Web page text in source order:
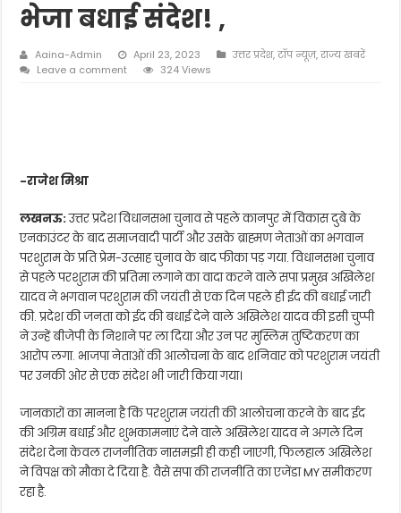
भेजा बधाई संदेश! ,
Aaina-Admin April 23, 2023 उत्तर प्रदेश,टॉप न्यूज़,राज्य खबरें
Leave a comment
324 Views
-राजेश मिश्रा
लखनऊ:उत्तर प्रदेश विधानसभा चुनाव से पहले कानपुर में विकास दुबे के
एनकाउंटर के बाद समाजवादी पार्टी और उसके ब्राह्मण नेताओं का भगवान
परशुराम के प्रति प्रेम-उत्साह चुनाव के बाद फीका पड़ गया. विधानसभा चुनाव
से पहले परशुराम की प्रतिमा लगाने का वादा करने वाले सपा प्रमुख अखिलेश
यादव ने भगवान परशुराम की जयंती से एक दिन पहले ही ईद की बधाई जारी
की. प्रदेश की जनता को ईद की बधाई देने वाले अखिलेश यादव की इसी चुप्पी
ने उन्हें बीजेपी के निशाने पर ला दिया और उन पर मुस्लिम तुष्टिकरण का
आरोप लगा. भाजपा नेताओं की आलोचना के बाद शनिवार को परशुराम जयंती
पर उनकी ओर से एक संदेश भी जारी किया गया।
जानकारों का मानना ​​है कि परशुराम जयंती की आलोचना करने के बाद ईद
की अग्रिम बधाई और शुभकामनाएं देने वाले अखिलेश यादव ने अगले दिन
संदेश देना केवल राजनीतिक नासमझी ही कही जाएगी, फिलहाल अखिलेश
ने विपक्ष को मौका दे दिया है. वैसे सपा की राजनीति का एजेंडा MY समीकरण
रहा है.